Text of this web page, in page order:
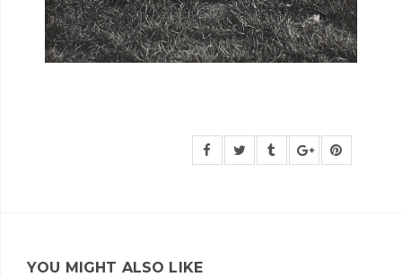
YOU MIGHT ALSO LIKE